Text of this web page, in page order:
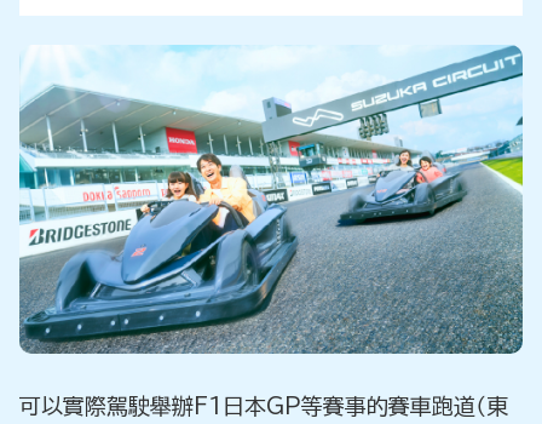
可以實際駕駛舉辦F1日本GP等賽事的賽車跑道（東